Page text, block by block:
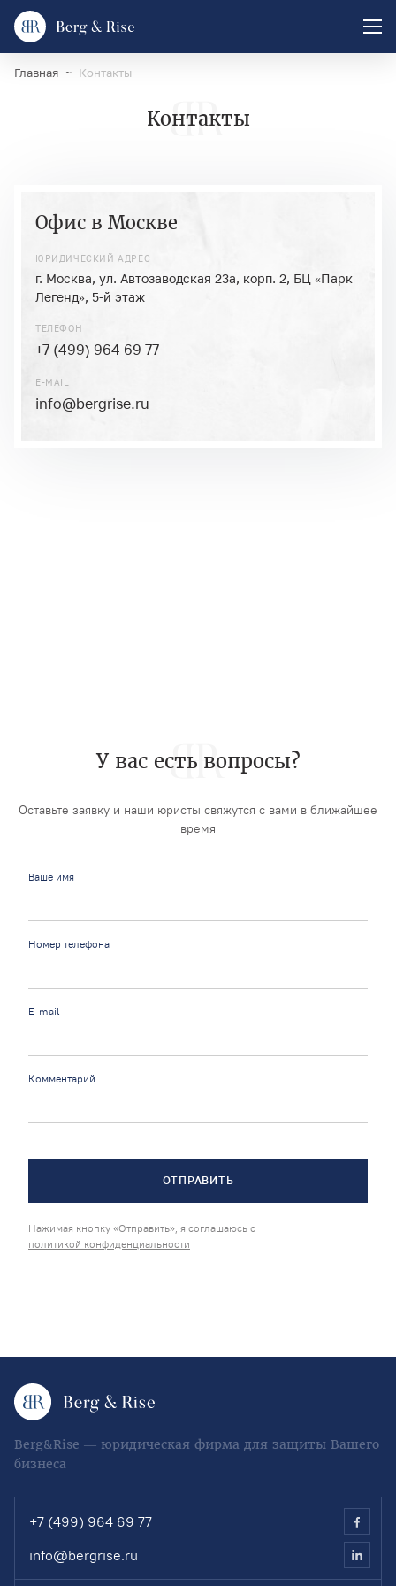
Главная Контакты
Контакты
Офис в Москве
ЮРИДИЧЕСКИЙ АДРЕС
г. Москва, ул. Автозаводская 23а, корп. 2, БЦ «Парк
Легенд», 5-й этаж
ТЕЛЕФОН
+7 (499) 964 69 77
E-MAIL
info@bergrise.ru
У вас есть вопросы?
Оставьте заявку и наши юристы свяжутся с вами в ближайшее
время
Ваше имя
Номер телефона
E-mail
Комментарий
ОТПРАВИТЬ
Нажимая кнопку «Отправить», я соглашаюсь с
политикой конфиденциальности
Berg&Rise — юридическая фирма для защиты Вашего
бизнеса
+7 (499) 964 69 77
info@bergrise.ru